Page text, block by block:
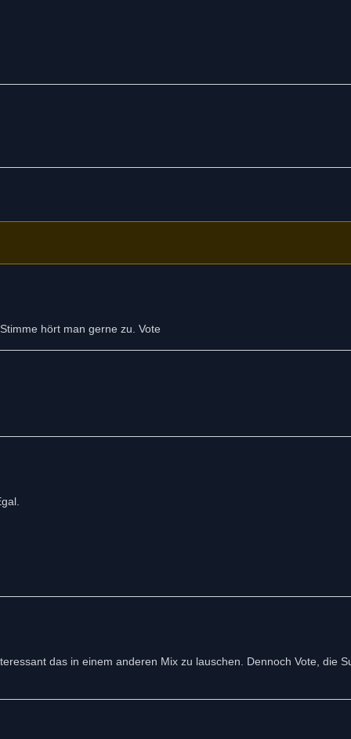
hört man gerne zu. Vote
das in einem anderen Mix zu lauschen. Dennoch Vote, die